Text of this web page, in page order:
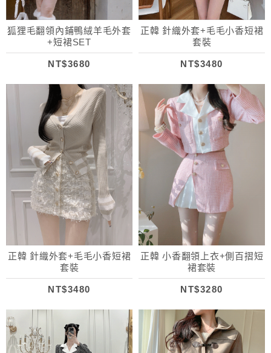
狐狸毛翻領內鋪鴨絨羊毛外套
+短裙SET
NT$3680
正韓 針織外套+毛毛小香短裙
套裝
NT$3480
正韓 針織外套+毛毛小香短裙
套裝
NT$3480
正韓 小香翻領上衣+側百摺短
裙套裝
NT$3280